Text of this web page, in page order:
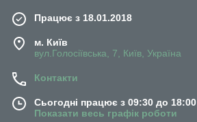
Працює з 18.01.2018
м. Київ
вул.Голосіївська, 7, Київ, Україна
Контакти
Сьогодні працює з 09:30 до 18:00
Показати весь графік роботи